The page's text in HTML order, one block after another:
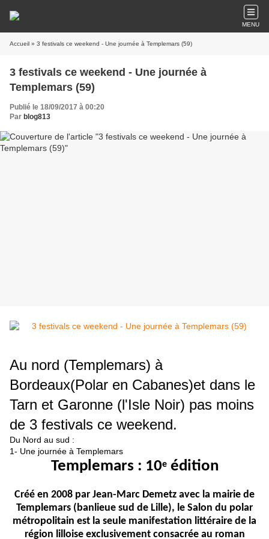
MENU
Accueil » 3 festivals ce weekend - Une journée à Templemars (59)
3 festivals ce weekend - Une journée à
Templemars (59)
Publié le 18/09/2017 à 00:20
Par blog813
Au nord (Templemars) à
Bordeaux(Polar en Cabanes)et dans le
Tarn et Garonne (l'Isle Noir) pas moins
de 3 festivals ce weekend.
Du Nord au sud :
1- Une journée à Templemars
Templemars : 10eédition
Créé en 2008 par Jean-Marc Demetz avec la mairie de
Templemars (banlieue sud de Lille), le Salon du polar
métropolitain est la seule manifestation littéraire de la
région lilloise exclusivement consacrée au roman